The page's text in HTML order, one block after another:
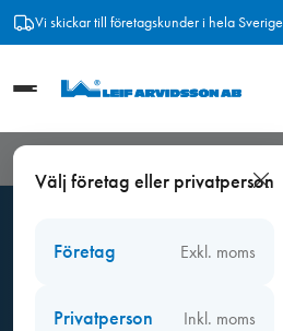
Hoppa
Vi skickar till företagskunder i hela Sverige
Välj företag eller privatperson
Företag Exkl. moms
Privatperson Inkl. moms